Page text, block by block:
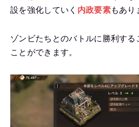
設を強化していく 内政要素もあり
ゾンビたちとのバトルに勝利する
ことができます。